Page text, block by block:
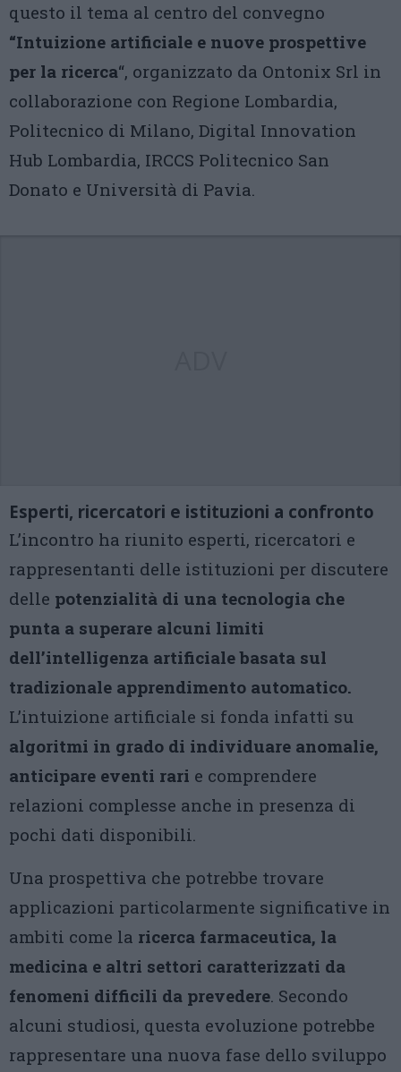
questo il tema al centro del convegno
“Intuizione artificiale e nuove prospettive
per la ricerca“, organizzato da Ontonix Srl in
collaborazione con Regione Lombardia,
Politecnico di Milano, Digital Innovation
Hub Lombardia, IRCCS Politecnico San
Donato e Università di Pavia.
Esperti, ricercatori e istituzioni a confronto
L’incontro ha riunito esperti, ricercatori e
rappresentanti delle istituzioni per discutere
delle potenzialità di una tecnologia che
punta a superare alcuni limiti
dell’intelligenza artificiale basata sul
tradizionale apprendimento automatico.
L’intuizione artificiale si fonda infatti su
algoritmi in grado di individuare anomalie,
anticipare eventi rari e comprendere
relazioni complesse anche in presenza di
pochi dati disponibili.
Una prospettiva che potrebbe trovare
applicazioni particolarmente significative in
ambiti come la ricerca farmaceutica, la
medicina e altri settori caratterizzati da
fenomeni difficili da prevedere. Secondo
alcuni studiosi, questa evoluzione potrebbe
rappresentare una nuova fase dello sviluppo